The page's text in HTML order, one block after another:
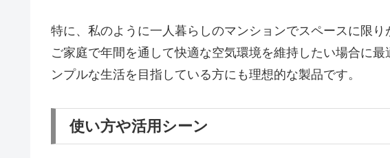
特に、私のように一人暮らしのマンションでスペースに限
ご家庭で年間を通して快適な空気環境を維持したい場合に
ンプルな生活を目指している方にも理想的な製品です。
使い方や活用シーン